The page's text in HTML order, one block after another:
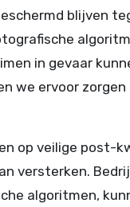
blijven
in gevaar
we ervoor
op veilige post-
versterken.
algoritmen,